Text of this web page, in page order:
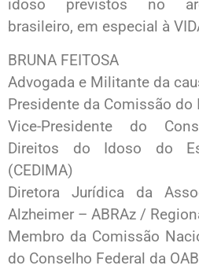
idoso previstos no
brasileiro, em especial à
BRUNA FEITOSA
Advogada e Militante da
Presidente da Comissão do
Vice-Presidente do
Direitos do Idoso do
(CEDIMA)
Diretora Jurídica da
Alzheimer – ABRAz /
Membro da Comissão
do Conselho Federal da OAB